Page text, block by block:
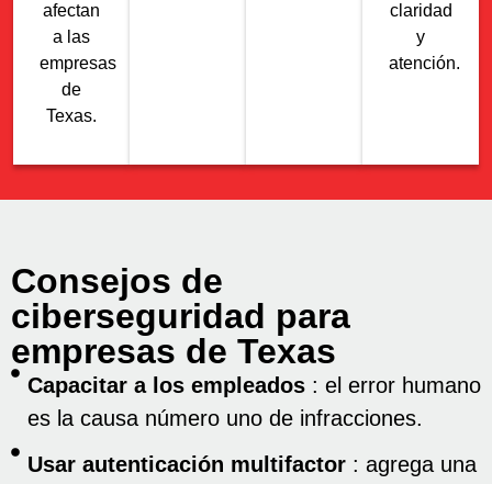
afectan
a las
empresas
de
Texas.
claridad
y
atención.
Consejos de
ciberseguridad para
empresas de Texas
Capacitar a los empleados : el error humano
es la causa número uno de infracciones.
Usar autenticación multifactor : agrega una